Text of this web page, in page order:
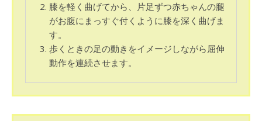
膝を軽く曲げてから、片足ずつ赤ちゃんの腿
がお腹にまっすぐ付くように膝を深く曲げま
す。
歩くときの足の動きをイメージしながら屈伸
動作を連続させます。